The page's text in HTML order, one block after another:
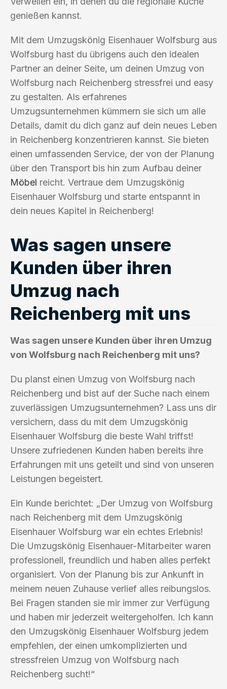
genießen kannst.
Mit dem Umzugskönig Eisenhauer Wolfsburg aus
Wolfsburg hast du übrigens auch den idealen
Partner an deiner Seite, um deinen Umzug von
Wolfsburg nach Reichenberg stressfrei und easy
zu gestalten. Als erfahrenes
Umzugsunternehmen kümmern sie sich um alle
Details, damit du dich ganz auf dein neues Leben
in Reichenberg konzentrieren kannst. Sie bieten
einen umfassenden Service, der von der Planung
über den Transport bis hin zum Aufbau deiner
Möbel reicht. Vertraue dem Umzugskönig
Eisenhauer Wolfsburg und starte entspannt in
dein neues Kapitel in Reichenberg!
Was sagen unsere
Kunden über ihren
Umzug nach
Reichenberg mit uns
Was sagen unsere Kunden über ihren Umzug
von Wolfsburg nach Reichenberg mit uns?
Du planst einen Umzug von Wolfsburg nach
Reichenberg und bist auf der Suche nach einem
zuverlässigen Umzugsunternehmen? Lass uns dir
versichern, dass du mit dem Umzugskönig
Eisenhauer Wolfsburg die beste Wahl triffst!
Unsere zufriedenen Kunden haben bereits ihre
Erfahrungen mit uns geteilt und sind von unseren
Leistungen begeistert.
Ein Kunde berichtet: „Der Umzug von Wolfsburg
nach Reichenberg mit dem Umzugskönig
Eisenhauer Wolfsburg war ein echtes Erlebnis!
Die Umzugskönig Eisenhauer-Mitarbeiter waren
professionell, freundlich und haben alles perfekt
organisiert. Von der Planung bis zur Ankunft in
meinem neuen Zuhause verlief alles reibungslos.
Bei Fragen standen sie mir immer zur Verfügung
und haben mir jederzeit weitergeholfen. Ich kann
den Umzugskönig Eisenhauer Wolfsburg jedem
empfehlen, der einen umkomplizierten und
stressfreien Umzug von Wolfsburg nach
Reichenberg sucht!“